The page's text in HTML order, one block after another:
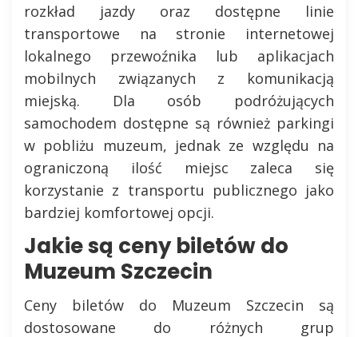
rozkład jazdy oraz dostępne linie
transportowe na stronie internetowej
lokalnego przewoźnika lub aplikacjach
mobilnych związanych z komunikacją
miejską. Dla osób podróżujących
samochodem dostępne są również parkingi
w pobliżu muzeum, jednak ze względu na
ograniczoną ilość miejsc zaleca się
korzystanie z transportu publicznego jako
bardziej komfortowej opcji.
Jakie są ceny biletów do
Muzeum Szczecin
Ceny biletów do Muzeum Szczecin są
dostosowane do różnych grup